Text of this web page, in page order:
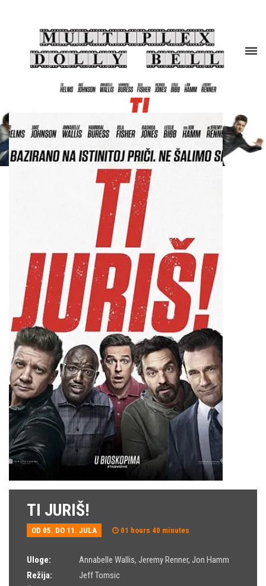
TI JURIŠ!
OD 05. DO 11. JULA 01 hours 40 minutes
Uloge: Annabelle Wallis, Jeremy Renner, Jon Hamm
Režija:
Jeff Tomsic